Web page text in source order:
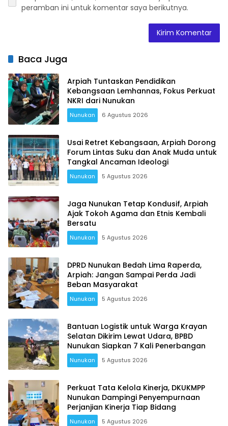
peramban ini untuk komentar saya berikutnya.
Baca Juga
Arpiah Tuntaskan Pendidikan
Kebangsaan Lemhannas, Fokus Perkuat
NKRI dari Nunukan
Nunukan 6 Agustus 2026
Usai Retret Kebangsaan, Arpiah Dorong
Forum Lintas Suku dan Anak Muda untuk
Tangkal Ancaman Ideologi
Nunukan 5 Agustus 2026
Jaga Nunukan Tetap Kondusif, Arpiah
Ajak Tokoh Agama dan Etnis Kembali
Bersatu
Nunukan 5 Agustus 2026
DPRD Nunukan Bedah Lima Raperda,
Arpiah: Jangan Sampai Perda Jadi
Beban Masyarakat
Nunukan 5 Agustus 2026
Bantuan Logistik untuk Warga Krayan
Selatan Dikirim Lewat Udara, BPBD
Nunukan Siapkan 7 Kali Penerbangan
Nunukan 5 Agustus 2026
Perkuat Tata Kelola Kinerja, DKUKMPP
Nunukan Dampingi Penyempurnaan
Perjanjian Kinerja Tiap Bidang
Nunukan 5 Agustus 2026